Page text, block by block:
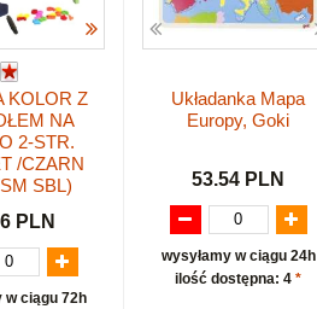
KOLOR Z
NA
2-STR.
/CZARN
SBL)
PLN
w ciągu 72h
Układanka Mapa
Europy, Goki
53.54 PLN
wysyłamy w ciągu 24h
ilość dostępna: 4 *